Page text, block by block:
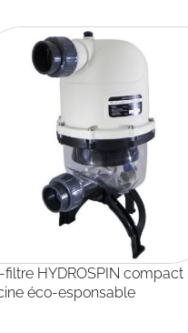
éco-esponsable